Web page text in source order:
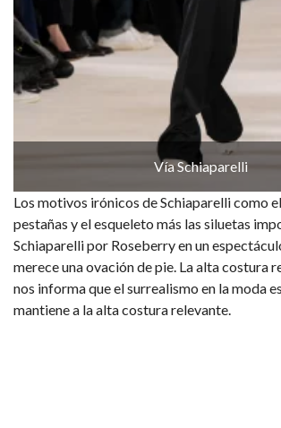
Vía Schiaparelli
Los motivos irónicos de Schiaparelli como
pestañas y el esqueleto más las siluetas
Schiaparelli por Roseberry en un
merece una ovación de pie. La alta costura
nos informa que el surrealismo en la moda
mantiene a la alta costura relevante.